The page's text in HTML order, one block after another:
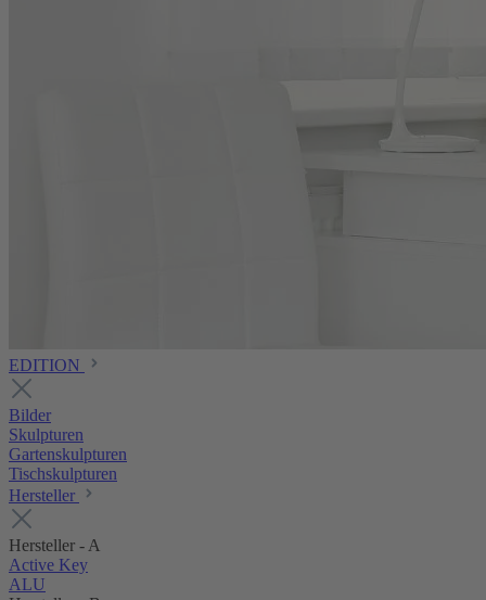
EDITION
Bilder
Skulpturen
Gartenskulpturen
Tischskulpturen
Hersteller
Hersteller - A
Active Key
ALU